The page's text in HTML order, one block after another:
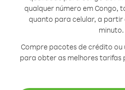
qualquer número em Congo,
quanto para celular, a partir
minuto.
Compre pacotes de crédito ou
para obter as melhores tarifas